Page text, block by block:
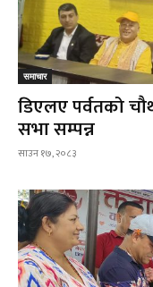
समाचार
डिएलए पर्वतको
सभा सम्पन्न
साउन १७, २०८३